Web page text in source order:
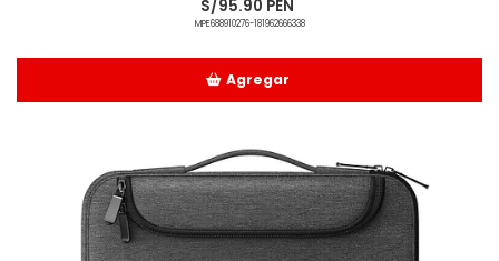
S/95.90 PEN
MPE688910276-181962666338
Agregar